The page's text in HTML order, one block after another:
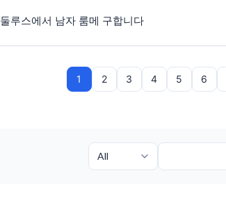
둘루스에서 남자 룸메 구합니다
1 2 3 4 5 6